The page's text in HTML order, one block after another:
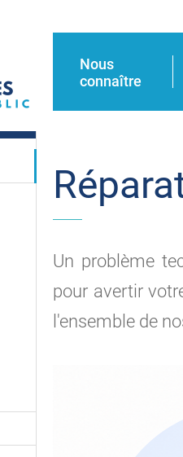
Nous
connaître
Un problème
pour avertir
l'ensemble de